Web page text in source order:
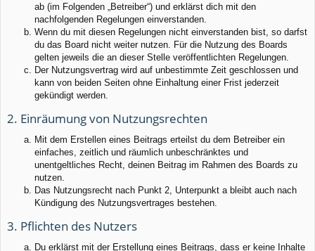
ab (im Folgenden „Betreiber“) und erklärst dich mit den
nachfolgenden Regelungen einverstanden.
Wenn du mit diesen Regelungen nicht einverstanden bist, so darfst
du das Board nicht weiter nutzen. Für die Nutzung des Boards
gelten jeweils die an dieser Stelle veröffentlichten Regelungen.
Der Nutzungsvertrag wird auf unbestimmte Zeit geschlossen und
kann von beiden Seiten ohne Einhaltung einer Frist jederzeit
gekündigt werden.
2. Einräumung von Nutzungsrechten
Mit dem Erstellen eines Beitrags erteilst du dem Betreiber ein
einfaches, zeitlich und räumlich unbeschränktes und
unentgeltliches Recht, deinen Beitrag im Rahmen des Boards zu
nutzen.
Das Nutzungsrecht nach Punkt 2, Unterpunkt a bleibt auch nach
Kündigung des Nutzungsvertrages bestehen.
3. Pflichten des Nutzers
Du erklärst mit der Erstellung eines Beitrags, dass er keine Inhalte